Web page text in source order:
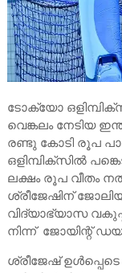
ടോക്യോ
വെങ്കലം നേടിയ
രണ്ടു കോടി രൂപ
ഒളിമ്പിക്‌സില്‍
ലക്ഷം രൂപ വീതം
ശ്രീജേഷിന്
വിദ്യാഭ്യാസ
നിന്ന് ജോയിന്റ്
ശ്രീജേഷ്